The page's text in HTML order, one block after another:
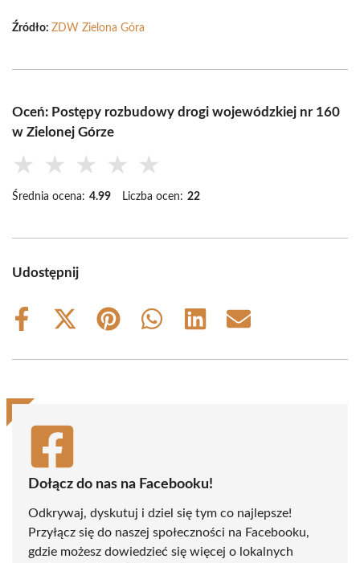
Źródło: ZDW Zielona Góra
Oceń: Postępy rozbudowy drogi wojewódzkiej nr 160
w Zielonej Górze
★ ★ ★ ★ ★
Średnia ocena: 4.99 Liczba ocen: 22
Udostępnij
Share
Share
(Twitter)
Share
Share
Share
Share
Dołącz do nas na Facebooku!
Odkrywaj, dyskutuj i dziel się tym co najlepsze!
Przyłącz się do naszej społeczności na Facebooku,
gdzie możesz dowiedzieć się więcej o lokalnych